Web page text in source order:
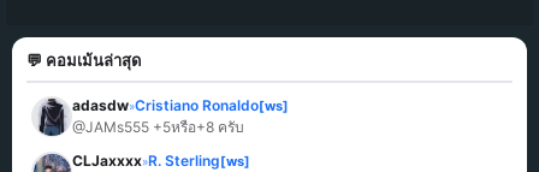
💬 คอมเม้นล่าสุด
adasdw»Cristiano Ronaldo[ws]
@JAMs555 +5หรือ+8 ครับ
CLJaxxxx»R. Sterling[ws]